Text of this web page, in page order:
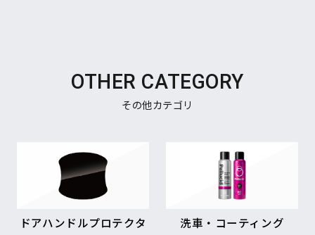
OTHER CATEGORY
その他カテゴリ
ドアハンドルプロテクタ
洗車・コーティング